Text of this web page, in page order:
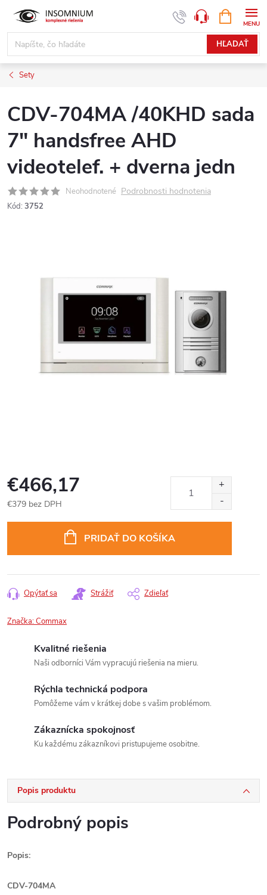
obsah
HĽADAŤ
KOŠÍK
Sety
CDV-704MA /40KHD sada
7" handsfree AHD
videotelef. + dverna jedn
Neohodnotené Podrobnosti hodnotenia
Kód: 3752
€466,17
€379 bez DPH
PRIDAŤ DO KOŠÍKA
Opýtať sa Strážiť Zdieľať
Značka:Commax
Kvalitné riešenia
Naši odborníci Vám vypracujú riešenia na mieru.
Rýchla technická podpora
Pomôžeme vám v krátkej dobe s vašim problémom.
Zákaznícka spokojnosť
Ku každému zákazníkovi pristupujeme osobitne.
Popis produktu
Podrobný popis
Popis:
CDV-704MA
www.insomnium.sk - Chat